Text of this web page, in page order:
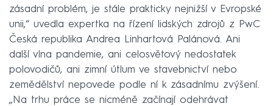
zásadní problém, je stále prakticky nejnižší v Evropské
unii,“ uvedla expertka na řízení lidských zdrojů z PwC
Česká republika Andrea Linhartová Palánová. Ani
další vlna pandemie, ani celosvětový nedostatek
polovodičů, ani zimní útlum ve stavebnictví nebo
zemědělství nepovede podle ní k zásadnímu zvýšení.
„Na trhu práce se nicméně začínají odehrávat